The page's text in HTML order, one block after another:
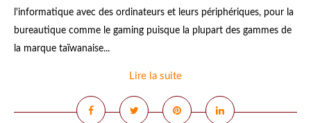
l'informatique avec des ordinateurs et leurs périphériques, pour la
bureautique comme le gaming puisque la plupart des gammes de
la marque taïwanaise...
Lire la suite